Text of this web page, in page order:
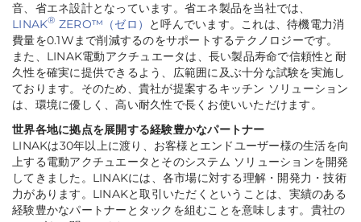
音、省エネ設計となっています。省エネ製品を当社では、
LINAK® ZERO™（ゼロ）
と呼んでいます。これは、待機電力消
費量を0.1Wまで削減するのをサポートするテクノロジーです。
また、LINAK電動アクチュエータは、長い製品寿命で信頼性と耐
久性を確実に提供できるよう、広範囲に及ぶ十分な試験を実施し
ております。そのため、貴社が提案するキッチン ソリューション
は、環境に優しく、高い耐久性で長くお使いいただけます。
世界各地に拠点を展開する経験豊かなパートナー
LINAKは30年以上に渡り、お客様とエンドユーザー様の生活を向
上する電動アクチュエータとそのシステム ソリューションを開発
してきました。LINAKには、各市場に対する理解・開発力・技術
力があります。LINAKと取引いただくということは、実績のある
経験豊かなパートナーとタックを組むことを意味します。貴社の